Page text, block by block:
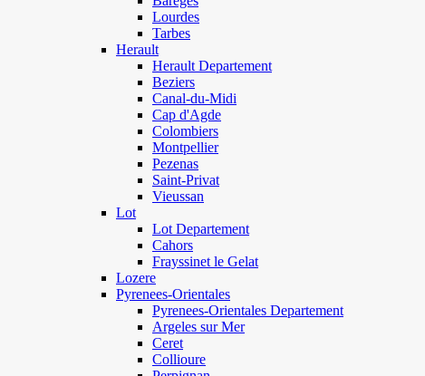
Lourdes
Tarbes
Herault
Herault Departement
Beziers
Canal-du-Midi
Cap d'Agde
Colombiers
Montpellier
Pezenas
Saint-Privat
Vieussan
Lot
Lot Departement
Cahors
Frayssinet le Gelat
Lozere
Pyrenees-Orientales
Pyrenees-Orientales Departement
Argeles sur Mer
Ceret
Collioure